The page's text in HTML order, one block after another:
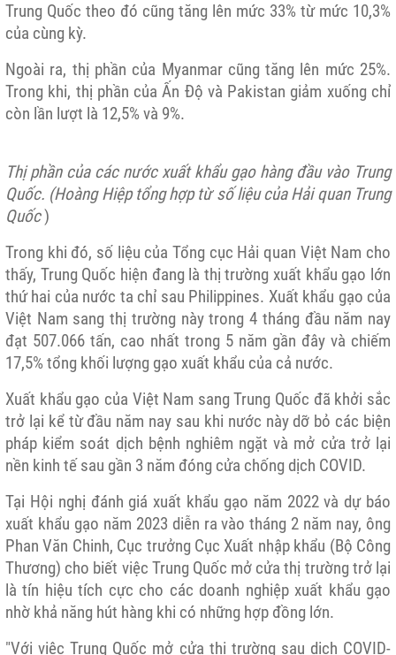
Trung Quốc theo đó cũng tăng lên mức 33% từ mức 10,3%
của cùng kỳ.
Ngoài ra, thị phần của Myanmar cũng tăng lên mức 25%.
Trong khi, thị phần của Ấn Độ và Pakistan giảm xuống chỉ
còn lần lượt là 12,5% và 9%.
Thị phần của các nước xuất khẩu gạo hàng đầu vào Trung
Quốc. (Hoàng Hiệp tổng hợp từ số liệu của Hải quan Trung
Quốc)
Trong khi đó, số liệu của Tổng cục Hải quan Việt Nam cho
thấy, Trung Quốc hiện đang là thị trường xuất khẩu gạo lớn
thứ hai của nước ta chỉ sau Philippines. Xuất khẩu gạo của
Việt Nam sang thị trường này trong 4 tháng đầu năm nay
đạt 507.066 tấn, cao nhất trong 5 năm gần đây và chiếm
17,5% tổng khối lượng gạo xuất khẩu của cả nước.
Xuất khẩu gạo của Việt Nam sang Trung Quốc đã khởi sắc
trở lại kể từ đầu năm nay sau khi nước này dỡ bỏ các biện
pháp kiểm soát dịch bệnh nghiêm ngặt và mở cửa trở lại
nền kinh tế sau gần 3 năm đóng cửa chống dịch COVID.
Tại Hội nghị đánh giá xuất khẩu gạo năm 2022 và dự báo
xuất khẩu gạo năm 2023 diễn ra vào tháng 2 năm nay, ông
Phan Văn Chinh, Cục trưởng Cục Xuất nhập khẩu (Bộ Công
Thương) cho biết việc Trung Quốc mở cửa thị trường trở lại
là tín hiệu tích cực cho các doanh nghiệp xuất khẩu gạo
nhờ khả năng hút hàng khi có những hợp đồng lớn.
"Với việc Trung Quốc mở cửa thị trường sau dịch COVID-